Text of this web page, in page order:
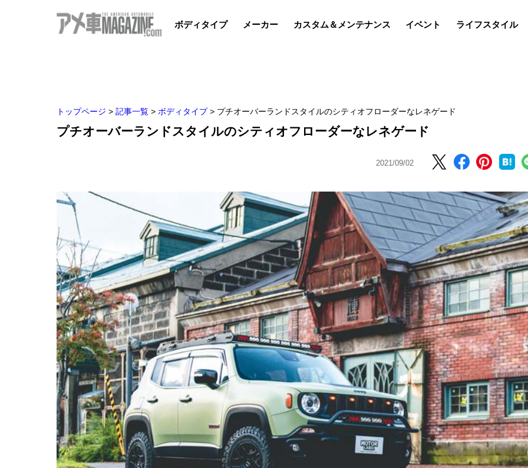
ボディタイプ メーカー カスタム＆メンテナンス イベント ライフスタイル
トップページ > 記事一覧 > ボディタイプ > プチオーバーランドスタイルのシティオフローダーなレネゲード
プチオーバーランドスタイルのシティオフローダーなレネゲード
2021/09/02